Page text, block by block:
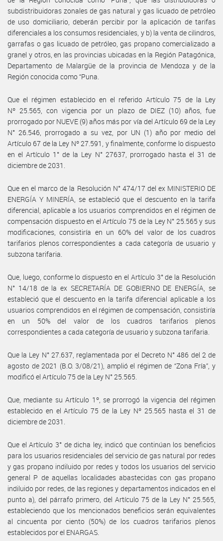
subdistribuidoras zonales de gas natural y gas licuado de petróleo
de uso domiciliario, deberán percibir por la aplicación de tarifas
diferenciales a los consumos residenciales, y b) la venta de cilindros,
garrafas o gas licuado de petróleo, gas propano comercializado a
granel y otros, en las provincias ubicadas en la Región Patagónica,
Departamento de Malargüe de la provincia de Mendoza y de la
Región conocida como “Puna.
Que el régimen establecido en el referido Artículo 75 de la Ley
Nº 25.565, con vigencia por un plazo de DIEZ (10) años, fue
prorrogado por NUEVE (9) años más por vía del Artículo 69 de la Ley
N° 26.546, prorrogado a su vez, por UN (1) año por medio del
Artículo 67 de la Ley Nº 27.591, y finalmente, conforme lo dispuesto
en el Artículo 1° de la Ley N° 27637, prorrogado hasta el 31 de
diciembre de 2031.
Que en el marco de la Resolución N° 474/17 del ex MINISTERIO DE
ENERGÍA Y MINERÍA, se estableció que el descuento en la tarifa
diferencial, aplicable a los usuarios comprendidos en el régimen de
compensación dispuesto en el Artículo 75 de la Ley N° 25.565 y sus
modificaciones, consistiría en un 60% del valor de los cuadros
tarifarios plenos correspondientes a cada categoría de usuario y
subzona tarifaria.
Que, luego, conforme lo dispuesto en el Artículo 3° de la Resolución
N° 14/18 de la ex SECRETARÍA DE GOBIERNO DE ENERGÍA, se
estableció que el descuento en la tarifa diferencial aplicable a los
usuarios comprendidos en el régimen de compensación, consistiría
en un 50% del valor de los cuadros tarifarios plenos
correspondientes a cada categoría de usuario y subzona tarifaria.
Que la Ley N° 27.637, reglamentada por el Decreto N° 486 del 2 de
agosto de 2021 (B.O. 3/08/21), amplió el régimen de “Zona Fría”, y
modificó el Artículo 75 de la Ley N° 25.565.
Que, mediante su Artículo 1º, se prorrogó la vigencia del régimen
establecido en el Artículo 75 de la Ley Nº 25.565 hasta el 31 de
diciembre de 2031.
Que el Artículo 3° de dicha ley, indicó que continúan los beneficios
para los usuarios residenciales del servicio de gas natural por redes
y gas propano indiluido por redes y todos los usuarios del servicio
general P de aquellas localidades abastecidas con gas propano
indiluido por redes, de las regiones y departamentos indicados en el
punto a), del párrafo primero, del Artículo 75 de la Ley N° 25.565,
estableciendo que los mencionados beneficios serán equivalentes
al cincuenta por ciento (50%) de los cuadros tarifarios plenos
establecidos por el ENARGAS.